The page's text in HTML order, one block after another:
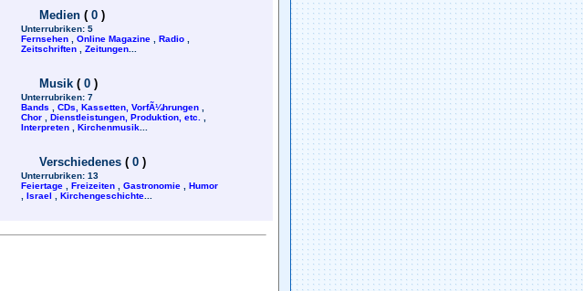
Medien ( 0 )
Unterrubriken: 5
Fernsehen
Online Magazine Radio
Zeitschriften
Zeitungen
Musik ( 0 )
Unterrubriken: 7
Bands
CDs, Kassetten, VorfÃ¼hrungen
Chor
Dienstleistungen, Produktion, etc.
Interpreten
Kirchenmusik
Verschiedenes ( 0 )
Unterrubriken: 13
Feiertage
Freizeiten Gastronomie
Humor
Israel Kirchengeschichte